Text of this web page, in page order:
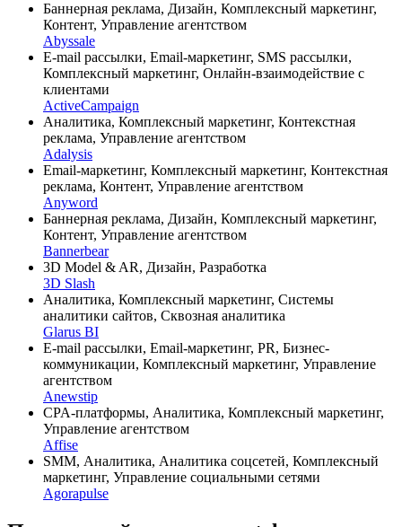
Баннерная реклама, Дизайн, Комплексный маркетинг,
Контент, Управление агентством
Abyssale
E-mail рассылки, Email-маркетинг, SMS рассылки,
Комплексный маркетинг, Онлайн-взаимодействие с
клиентами
ActiveCampaign
Аналитика, Комплексный маркетинг, Контекстная
реклама, Управление агентством
Adalysis
Email-маркетинг, Комплексный маркетинг, Контекстная
реклама, Контент, Управление агентством
Anyword
Баннерная реклама, Дизайн, Комплексный маркетинг,
Контент, Управление агентством
Bannerbear
3D Model & AR, Дизайн, Разработка
3D Slash
Аналитика, Комплексный маркетинг, Системы
аналитики сайтов, Сквозная аналитика
Glarus BI
E-mail рассылки, Email-маркетинг, PR, Бизнес-
коммуникации, Комплексный маркетинг, Управление
агентством
Anewstip
CPA-платформы, Аналитика, Комплексный маркетинг,
Управление агентством
Affise
SMM, Аналитика, Аналитика соцсетей, Комплексный
маркетинг, Управление социальными сетями
Agorapulse